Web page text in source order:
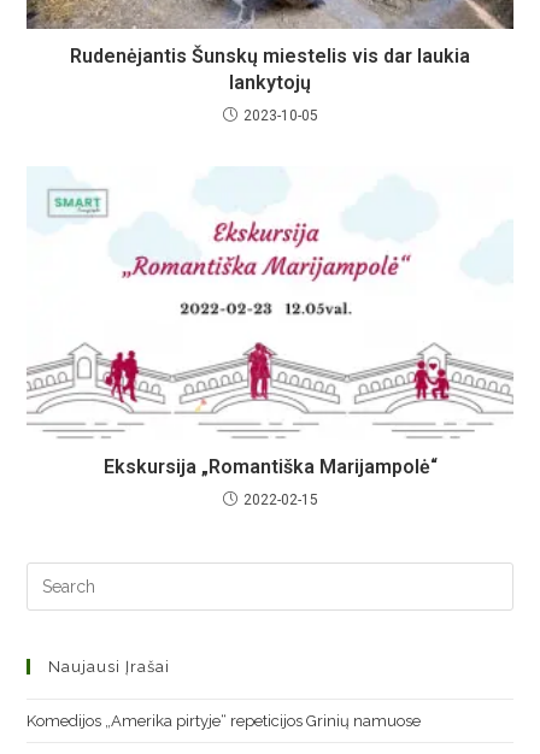
Rudenėjantis Šunskų miestelis vis dar laukia
lankytojų
2023-10-05
Ekskursija „Romantiška Marijampolė“
2022-02-15
Naujausi Įrašai
Komedijos „Amerika pirtyje“ repeticijos Grinių namuose